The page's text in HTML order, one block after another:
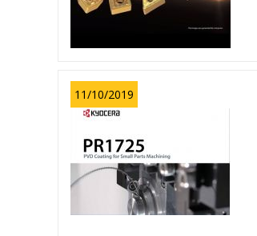
11/10/2019